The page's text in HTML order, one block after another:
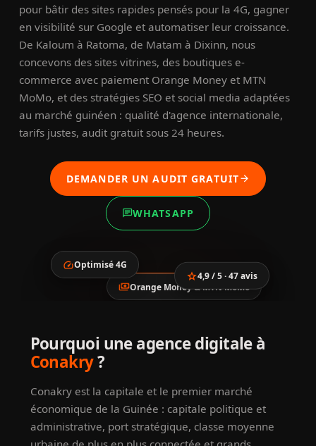
pour bâtir des sites rapides pensés pour la 4G, gagner
en visibilité sur Google et automatiser leur croissance.
De Kaloum à Ratoma, de Matam à Dixinn, nous
concevons des sites vitrines, des boutiques e-
commerce avec paiement Orange Money et MTN
MoMo, et des stratégies SEO et social media adaptées
au marché guinéen : qualité d'agence internationale,
tarifs justes, audit gratuit sous 24 heures.
DEMANDER UN AUDIT GRATUITarrow_forward
chatWHATSAPP
verified
Croissance digitale
à Conakry
paymentsOrange Money & MTN MoMo
speedOptimisé 4G
star4,9 / 5 · 47 avis
Pourquoi une agence digitale à
Conakry?
Conakry est la capitale et le premier marché
économique de la Guinée : capitale politique et
administrative, port stratégique, classe moyenne